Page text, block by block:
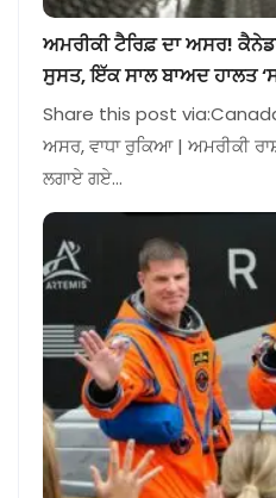
ਅਮਰੀਕੀ ਟੈਰਿਫ਼ ਦਾ ਅਸਰ!
ਸੁਸਤ, ਇੱਕ ਸਾਲ ਬਾਅਦ ਹਾਲਤ
Share this post
ਅਸਰ, ਵਾਧਾ ਰੁਕਿਆ | ਅਮਰੀਕੀ
ਲਗਾਏ ਗਏ…